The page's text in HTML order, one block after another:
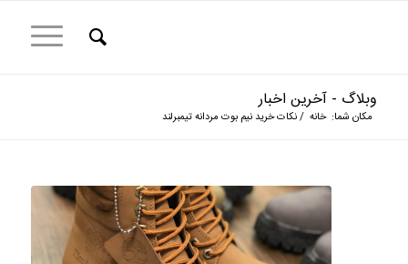
وبلاگ - آخرین اخبار
مکان شما: خانه /نکات خرید نیم بوت مردانه تیمبرلند